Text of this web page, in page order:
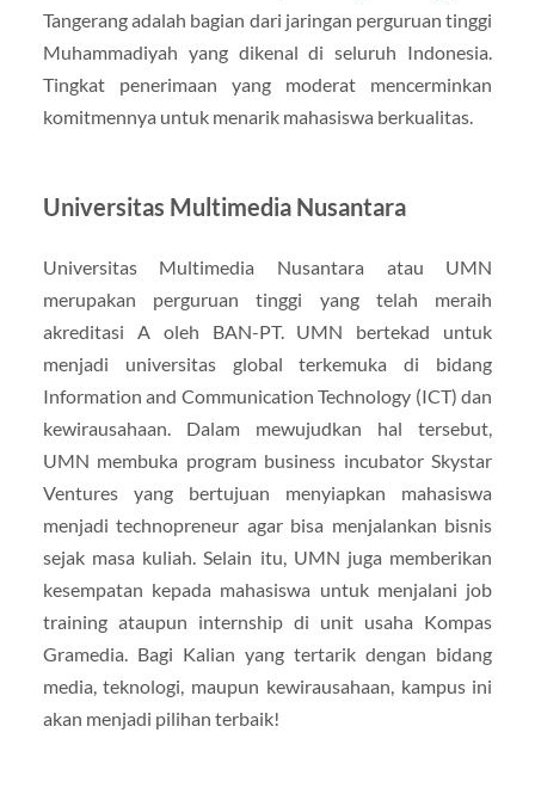
Tangerang adalah bagian dari jaringan perguruan tinggi
Muhammadiyah yang dikenal di seluruh Indonesia.
Tingkat penerimaan yang moderat mencerminkan
komitmennya untuk menarik mahasiswa berkualitas.
Universitas Multimedia Nusantara
Universitas Multimedia Nusantara atau UMN
merupakan perguruan tinggi yang telah meraih
akreditasi A oleh BAN-PT. UMN bertekad untuk
menjadi universitas global terkemuka di bidang
Information and Communication Technology (ICT) dan
kewirausahaan. Dalam mewujudkan hal tersebut,
UMN membuka program business incubator Skystar
Ventures yang bertujuan menyiapkan mahasiswa
menjadi technopreneur agar bisa menjalankan bisnis
sejak masa kuliah. Selain itu, UMN juga memberikan
kesempatan kepada mahasiswa untuk menjalani job
training ataupun internship di unit usaha Kompas
Gramedia. Bagi Kalian yang tertarik dengan bidang
media, teknologi, maupun kewirausahaan, kampus ini
akan menjadi pilihan terbaik!